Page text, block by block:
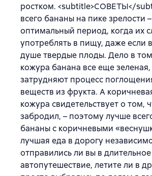
ростком. <subtitle>СОВЕТЫ</
всего бананы на пике зрелости
оптимальный период, когда их
употреблять в пищу, даже если
душе твердые плоды. Дело в
кожура банана все еще
затрудняют процесс
веществ из фрукта. А
кожура свидетельствует о том,
забродил, – поэтому лучше
бананы с коричневыми
лучшая еда в дорогу
отправились ли вы в длительное
автопутешествие, летите ли в